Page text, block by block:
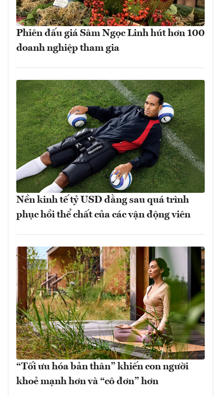
Phiên đấu giá Sâm Ngọc Linh hút hơn 100
doanh nghiệp tham gia
Nền kinh tế tỷ USD đằng sau quá trình
phục hồi thể chất của các vận động viên
“Tối ưu hóa bản thân” khiến con người
khoẻ mạnh hơn và “cô đơn” hơn